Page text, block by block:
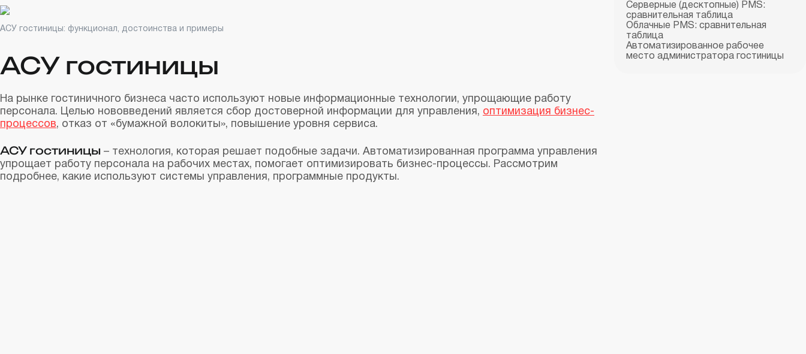
АСУ гостиницы: функционал, достоинства и примеры
АСУ гостиницы
На рынке гостиничного бизнеса часто используют новые информационные технологии, упрощающие работу
персонала. Целью нововведений является сбор достоверной информации для управления, оптимизация бизнес-
процессов, отказ от «бумажной волокиты», повышение уровня сервиса.
АСУ гостиницы – технология, которая решает подобные задачи. Автоматизированная программа управления
упрощает работу персонала на рабочих местах, помогает оптимизировать бизнес-процессы. Рассмотрим
подробнее, какие используют системы управления, программные продукты.
Серверные (десктопные) PMS:
сравнительная таблица
Облачные PMS: сравнительная
таблица
Автоматизированное рабочее
место администратора гостиницы